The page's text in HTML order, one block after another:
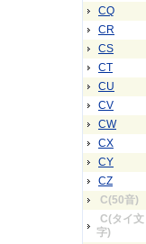
CQ
CR
CS
CT
CU
CV
CW
CX
CY
CZ
C(50音)
C(タイ文
字)